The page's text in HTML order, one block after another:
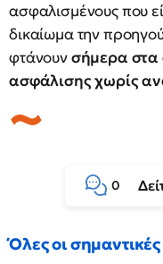
ασφαλισμένους που
δικαίωμα την
φτάνουνσήμερα στα
ασφάλισης χωρίς
0
Όλες οι